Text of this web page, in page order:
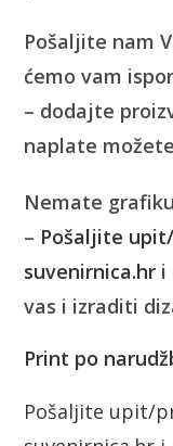
Pošaljite nam
ćemo vam
– dodajte
naplate
Nemate
– Pošaljite
suvenirnica.hr i
vas i izraditi
Print po
Pošaljite upit/